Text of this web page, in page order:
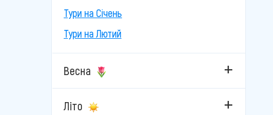
Тури на Січень
Тури на Лютий
Весна
Літо